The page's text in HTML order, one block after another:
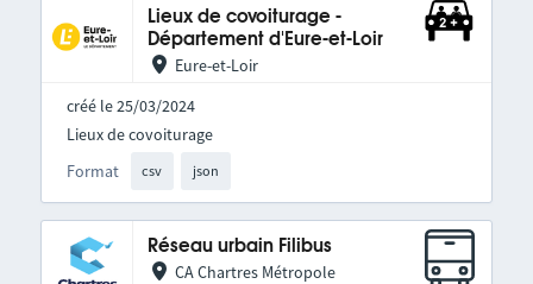
Lieux de covoiturage -
Département d'Eure-et-Loir
Eure-et-Loir
créé le 25/03/2024
Format csv json
Lieux de covoiturage
Réseau urbain Filibus
CA Chartres Métropole